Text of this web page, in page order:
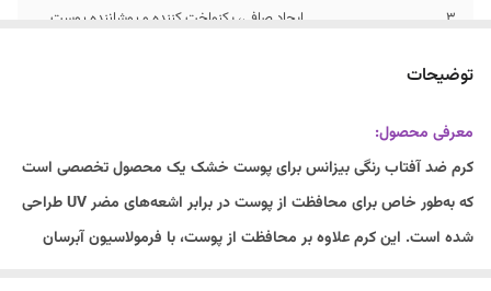
3. ایجاد صافی، یکنواخت کننده و پوشاننده پوست
4.
6. 40 ML میل 40
مخصوص پوست خشک و پوست های حساس
توضیحات
معرفی محصول:
کرم ضد آفتاب رنگی بیزانس برای پوست خشک یک محصول تخصصی است
که به‌طور خاص برای محافظت از پوست در برابر اشعه‌های مضر UV طراحی
شده است. این کرم علاوه بر محافظت از پوست، با فرمولاسیون آبرسان